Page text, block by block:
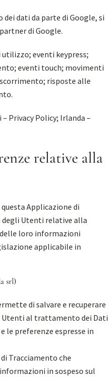
dati da parte di Google, si
di Google.
eventi keypress;
eventi touch; movimenti
risposte alle
– Privacy Policy; Irlanda –
relative alla
Applicazione di
degli Utenti relative alla
loro informazioni
applicabile in
srl)
di salvare e recuperare
Utenti al trattamento dei Dati
le preferenze espresse in
Tracciamento che
in sospeso sul